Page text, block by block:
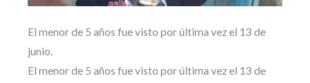
El menor de 5 años fue visto por última vez el 13 de
junio.
El menor de 5 años fue visto por última vez el 13 de